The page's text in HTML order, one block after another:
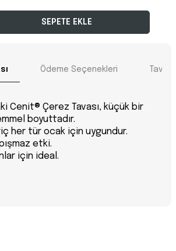
SEPETE EKLE
Ödeme Seçenekleri
Cenit® Çerez Tavası, küçük bir
boyuttadır.
her tür ocak için uygundur.
etki.
için ideal.